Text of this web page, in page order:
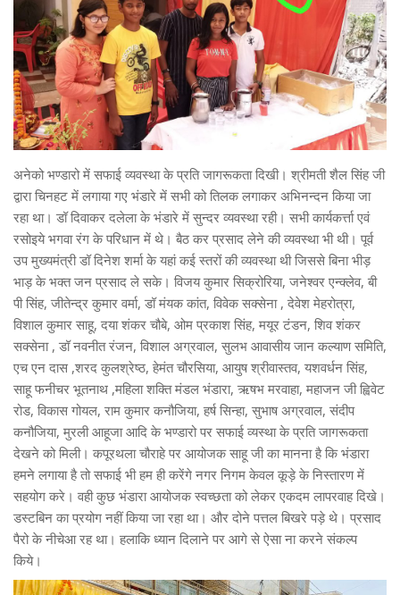
अनेको भण्डारो में सफाई व्यवस्था के प्रति जागरूकता दिखी। श्रीमती शैल सिंह जी
द्वारा चिनहट में लगाया गए भंडारे में सभी को तिलक लगाकर अभिनन्दन किया जा
रहा था। डॉ दिवाकर दलेला के भंडारे में सुन्दर व्यवस्था रही। सभी कार्यकर्त्ता एवं
रसोइये भगवा रंग के परिधान में थे। बैठ कर प्रसाद लेने की व्यवस्था भी थी। पूर्व
उप मुख्यमंत्री डॉ दिनेश शर्मा के यहां कई स्तरों की व्यवस्था थी जिससे बिना भीड़
भाड़ के भक्त जन प्रसाद ले सके। विजय कुमार सिक्रोरिया, जनेश्वर एन्क्लेव, बी
पी सिंह, जीतेन्द्र कुमार वर्मा, डॉ मंयक कांत, विवेक सक्सेना , देवेश मेहरोत्रा,
विशाल कुमार साहू, दया शंकर चौबे, ओम प्रकाश सिंह, मयूर टंडन, शिव शंकर
सक्सेना , डॉ नवनीत रंजन, विशाल अग्रवाल, सुलभ आवासीय जान कल्याण समिति,
एच एन दास ,शरद कुलश्रेष्ठ, हेमंत चौरसिया, आयुष श्रीवास्तव, यशवर्धन सिंह,
साहू फनीचर भूतनाथ ,महिला शक्ति मंडल भंडारा, ऋषभ मरवाहा, महाजन जी ह्विवेट
रोड, विकास गोयल, राम कुमार कनौजिया, हर्ष सिन्हा, सुभाष अग्रवाल, संदीप
कनौजिया, मुरली आहूजा आदि के भण्डारो पर सफाई व्यस्था के प्रति जागरूकता
देखने को मिली। कपूरथला चौराहे पर आयोजक साहू जी का मानना है कि भंडारा
हमने लगाया है तो सफाई भी हम ही करेंगे नगर निगम केवल कूड़े के निस्तारण में
सहयोग करे। वही कुछ भंडारा आयोजक स्वच्छता को लेकर एकदम लापरवाह दिखे।
डस्टबिन का प्रयोग नहीं किया जा रहा था। और दोने पत्तल बिखरे पड़े थे। प्रसाद
पैरो के नीचेआ रह था। हलाकि ध्यान दिलाने पर आगे से ऐसा ना करने संकल्प
किये।